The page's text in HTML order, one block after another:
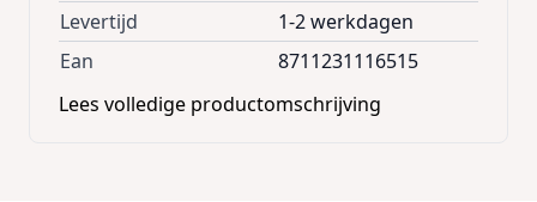
Gewicht (kg) | aantal druppels
0.50-2.50kg | 15 druppels
Levertijd
1-2 werkdagen
Ean
8711231116515
Lees volledige productomschrijving